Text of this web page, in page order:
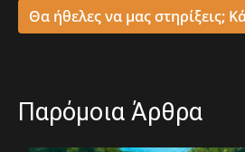
Θα ήθελες να μας στηρίξεις;
Παρόμοια Άρθρα